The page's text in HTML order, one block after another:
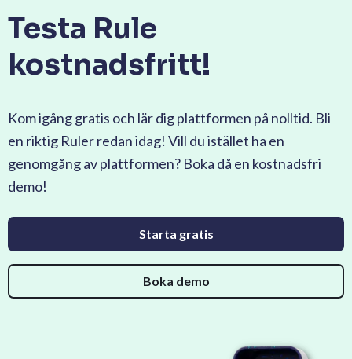
Testa Rule
kostnadsfritt!
Kom igång gratis och lär dig plattformen på nolltid. Bli
en riktig Ruler redan idag! Vill du istället ha en
genomgång av plattformen? Boka då en kostnadsfri
demo!
Starta gratis
Boka demo